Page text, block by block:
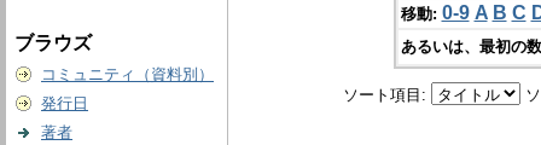
ブラウズ
コミュニティ（資料別）
発行日
著者
移動: 0-9 A B C
あるいは、最初の
ソート項目: